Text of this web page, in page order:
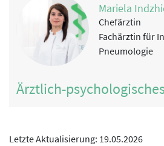
Mariela
Chefärztin
Fachärztin für
Pneumologie
Ärztlich-
Letzte Aktualisierung: 19.05.2026